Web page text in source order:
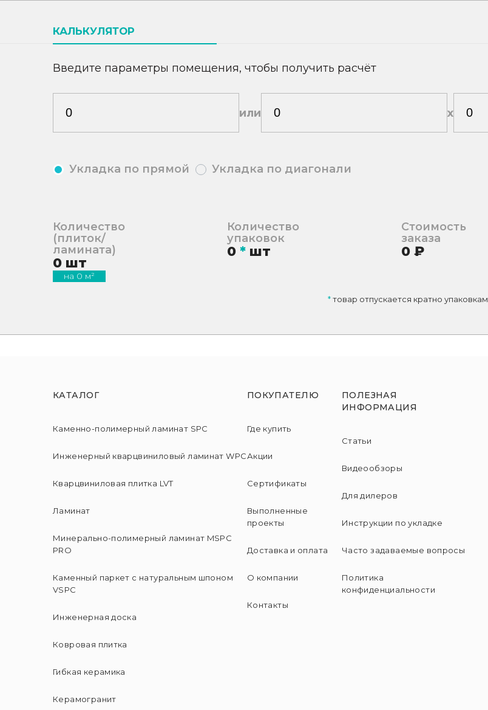
КАЛЬКУЛЯТОР
Введите параметры помещения, чтобы получить расчёт
или х
Укладка по прямой Укладка по диагонали
Количество
(плиток/
ламината)
0 шт
на 0 м²
Количество
упаковок
0 * шт
Стоимость
заказа
0 ₽
*товар отпускается кратно упаковкам
КАТАЛОГ
Каменно-полимерный ламинат SPC
Инженерный кварцвиниловый ламинат WPC
Кварцвиниловая плитка LVT
Ламинат
Минерально-полимерный ламинат MSPC
PRO
Каменный паркет с натуральным шпоном
VSPC
Инженерная доска
Ковровая плитка
Гибкая керамика
Керамогранит
ПОКУПАТЕЛЮ
Где купить
Акции
Сертификаты
Выполненные
проекты
Доставка и оплата
О компании
Контакты
ПОЛЕЗНАЯ
ИНФОРМАЦИЯ
Статьи
Видеообзоры
Для дилеров
Инструкции по укладке
Часто задаваемые вопросы
Политика
конфиденциальности